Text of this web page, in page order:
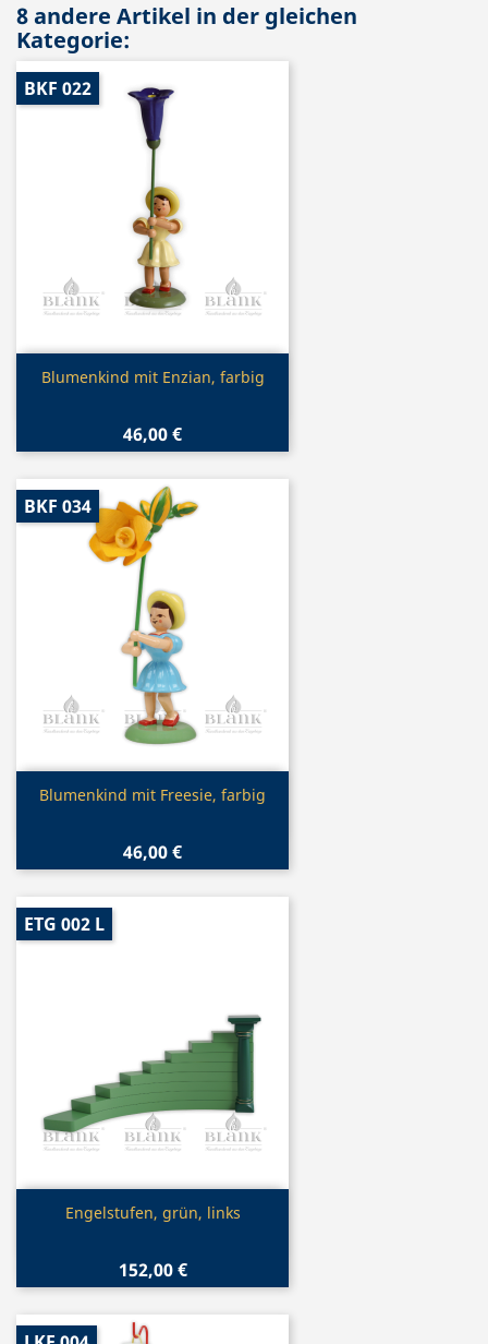
8 andere Artikel in der gleichen
Kategorie:
Vorschau
Blumenkind mit Enzian, farbig
46,00 €
BKF 022
Vorschau
Blumenkind mit Freesie, farbig
46,00 €
BKF 034
Vorschau
Engelstufen, grün, links
152,00 €
ETG 002 L